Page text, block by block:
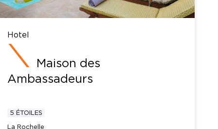
Hotel
Maison des
Ambassadeurs
5 ÉTOILES
La Rochelle